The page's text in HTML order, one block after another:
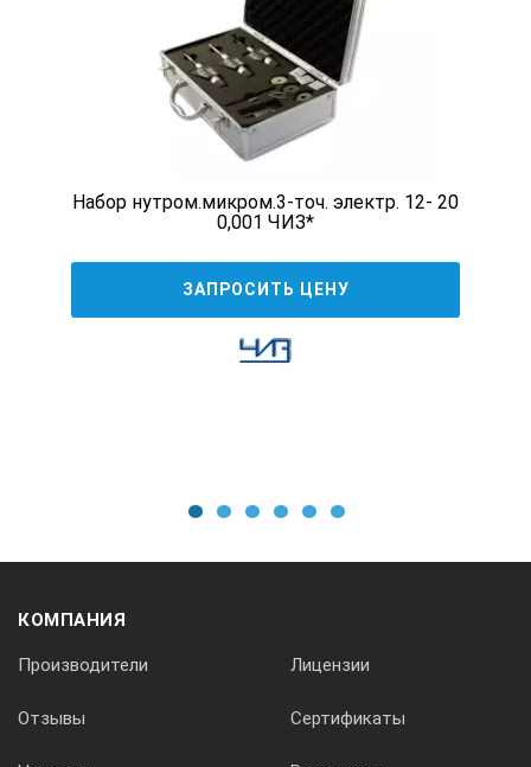
Набор нутром.микром.3-точ. электр. 12- 20
0,001 ЧИЗ*
ЗАПРОСИТЬ ЦЕНУ
КОМПАНИЯ
Производители Лицензии
Отзывы Сертификаты